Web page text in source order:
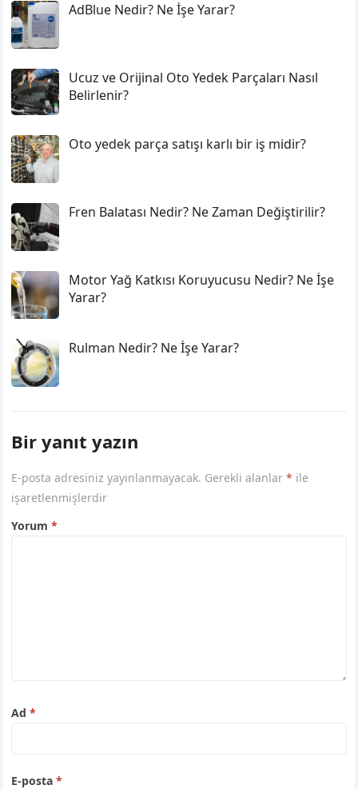
AdBlue Nedir? Ne İşe Yarar?
Ucuz ve Orijinal Oto Yedek Parçaları Nasıl
Belirlenir?
Oto yedek parça satışı karlı bir iş midir?
Fren Balatası Nedir? Ne Zaman Değiştirilir?
Motor Yağ Katkısı Koruyucusu Nedir? Ne İşe
Yarar?
Rulman Nedir? Ne İşe Yarar?
Bir yanıt yazın
E-posta adresiniz yayınlanmayacak. Gerekli alanlar* ile
işaretlenmişlerdir
Yorum*
Ad*
E-posta*